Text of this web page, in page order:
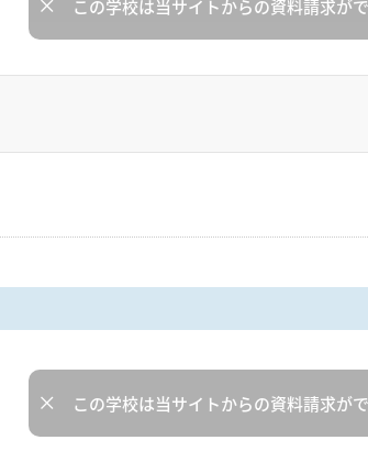
この学校は当サイトからの資料請求が
この学校は当サイトからの資料請求が